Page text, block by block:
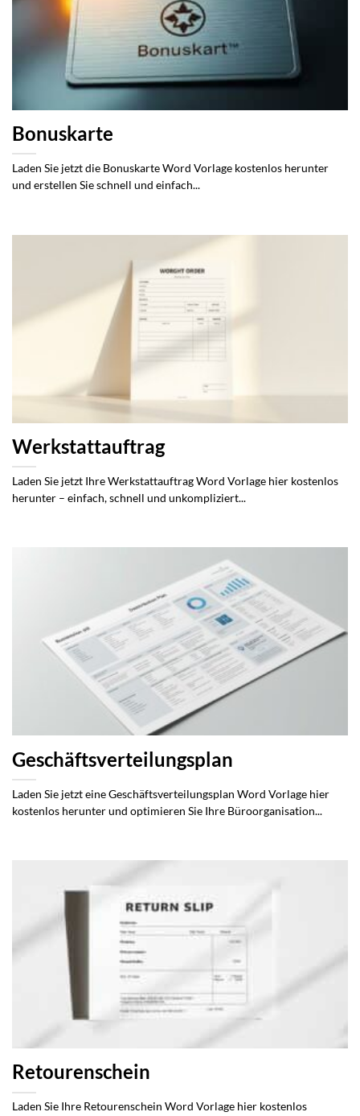
Bonuskarte
Laden Sie jetzt die Bonuskarte Word Vorlage kostenlos herunter
und erstellen Sie schnell und einfach...
Werkstattauftrag
Laden Sie jetzt Ihre Werkstattauftrag Word Vorlage hier kostenlos
herunter – einfach, schnell und unkompliziert...
Geschäftsverteilungsplan
Laden Sie jetzt eine Geschäftsverteilungsplan Word Vorlage hier
kostenlos herunter und optimieren Sie Ihre Büroorganisation...
Retourenschein
Laden Sie Ihre Retourenschein Word Vorlage hier kostenlos